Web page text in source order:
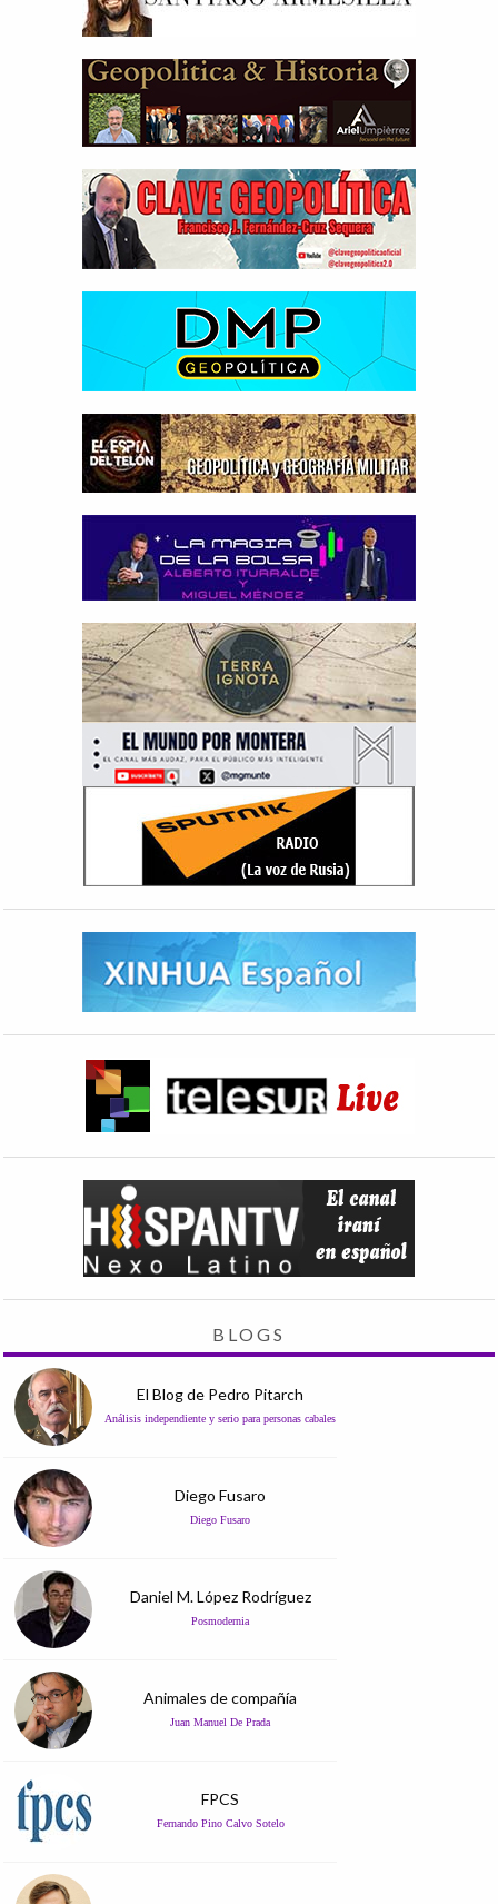
BLOGS
El Blog de Pedro Pitarch
Análisis independiente y serio para personas cabales
Diego Fusaro
Diego Fusaro
Daniel M. López Rodríguez
Posmodernia
Animales de compañía
Juan Manuel De Prada
FPCS
Fernando Pino Calvo Sotelo